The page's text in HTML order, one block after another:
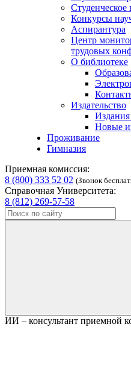
Студенческое
Конкурсы
Аспирантура
Центр
трудовых
О библиотеке
Издательство
Новые
Проживание
Гимназия
Приемная комиссия:
8 (800) 333 52 02 (Звонок
Справочная Университета:
8 (812) 269-57-58
ИИ – консультант приемной